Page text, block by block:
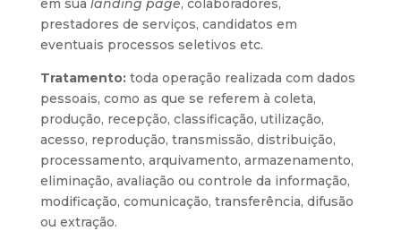
em sua landing page, colaboradores,
prestadores de serviços, candidatos em
eventuais processos seletivos etc.
Tratamento:toda operação realizada com dados
pessoais, como as que se referem à coleta,
produção, recepção, classificação, utilização,
acesso, reprodução, transmissão, distribuição,
processamento, arquivamento, armazenamento,
eliminação, avaliação ou controle da informação,
modificação, comunicação, transferência, difusão
ou extração.